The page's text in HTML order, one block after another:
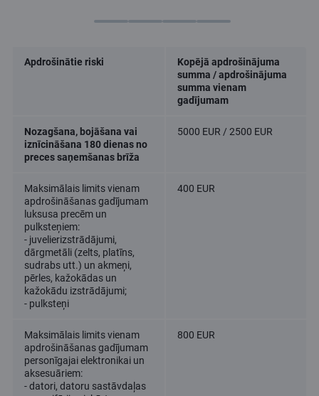
Apdrošinātie riski
Kopējā apdrošinājuma
summa / apdrošinājuma
summa vienam
gadījumam
Nozagšana, bojāšana vai
iznīcināšana 180 dienas no
preces saņemšanas brīža
5000 EUR / 2500 EUR
Maksimālais limits vienam
apdrošināšanas gadījumam
luksusa precēm un
pulksteņiem:
- juvelierizstrādājumi,
dārgmetāli (zelts, platīns,
sudrabs utt.) un akmeņi,
pērles, kažokādas un
kažokādu izstrādājumi;
- pulksteņi
400 EUR
Maksimālais limits vienam
apdrošināšanas gadījumam
personīgajai elektronikai un
aksesuāriem:
- datori, datoru sastāvdaļas
800 EUR